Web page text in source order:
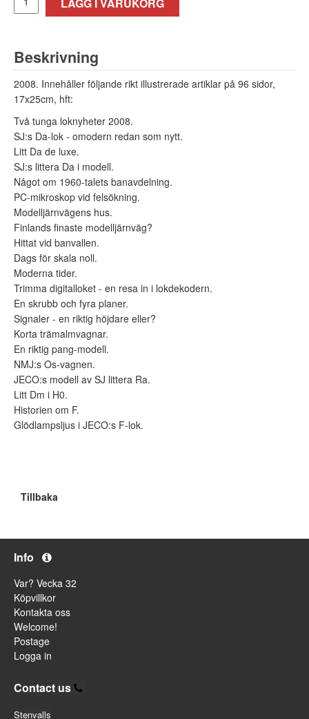
Beskrivning
2008. Innehåller följande rikt illustrerade artiklar på 96 sidor,
17x25cm, hft:
Två tunga loknyheter 2008.
SJ:s Da-lok - omodern redan som nytt.
Litt Da de luxe.
SJ:s littera Da i modell.
Något om 1960-talets banavdelning.
PC-mikroskop vid felsökning.
Modelljärnvägens hus.
Finlands finaste modelljärnväg?
Hittat vid banvallen.
Dags för skala noll.
Moderna tider.
Trimma digitalloket - en resa in i lokdekodern.
En skrubb och fyra planer.
Signaler - en riktig höjdare eller?
Korta trämalmvagnar.
En riktig pang-modell.
NMJ:s Os-vagnen.
JECO:s modell av SJ littera Ra.
Litt Dm i H0.
Historien om F.
Glödlampsljus i JECO:s F-lok.
Tillbaka
Info
Var? Vecka 32
Köpvillkor
Kontakta oss
Welcome!
Postage
Logga in
Contact us
Stenvalls